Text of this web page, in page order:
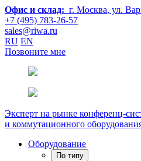
Офис и склад: г. Москва, ул.
+7 (495) 783-26-57
sales@riwa.ru
RU EN
Позвоните мне
Эксперт на рынке конференц-
и коммутационного
Оборудование
По типу